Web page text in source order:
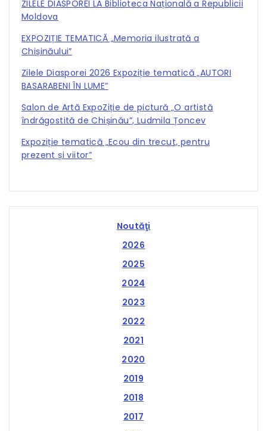
ZILELE DIASPOREI LA Biblioteca Națională a Republicii
Moldova
EXPOZIȚIE TEMATICĂ „Memoria ilustrată a
Chișinăului”
Zilele Diasporei 2026 Expoziție tematică „AUTORI
BASARABENI ÎN LUME”
Salon de Artă ExpoZiție de pictură „O artistă
îndrăgostită de Chișinău”, Ludmila Țoncev
Expoziție tematică „Ecou din trecut, pentru
prezent și viitor”
2017
2018
2019
2020
2021
2022
2023
2024
2025
2026
Noutăţi